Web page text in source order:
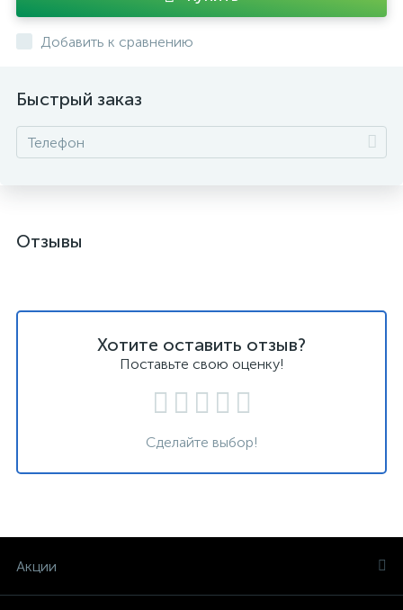
Добавить к сравнению
Быстрый заказ
Отзывы
Хотите оставить отзыв?
Поставьте свою оценку!
Сделайте выбор!
Акции